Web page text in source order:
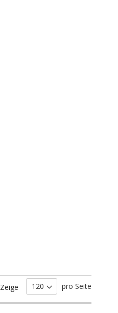
Zeige pro Seite